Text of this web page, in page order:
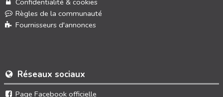
Réseaux sociaux
Page Facebook officielle
Confidentialité & cookies
Règles de la communauté
Fournisseurs d'annonces